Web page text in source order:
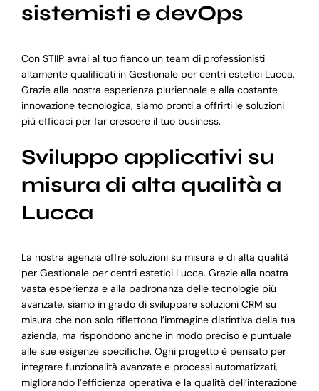
sistemisti e devOps
Con STIIP avrai al tuo fianco un team di professionisti
altamente qualificati in Gestionale per centri estetici Lucca.
Grazie alla nostra esperienza pluriennale e alla costante
innovazione tecnologica, siamo pronti a offrirti le soluzioni
più efficaci per far crescere il tuo business.
Sviluppo applicativi su
misura di alta qualità a
Lucca
La nostra agenzia offre soluzioni su misura e di alta qualità
per Gestionale per centri estetici Lucca. Grazie alla nostra
vasta esperienza e alla padronanza delle tecnologie più
avanzate, siamo in grado di sviluppare soluzioni CRM su
misura che non solo riflettono l’immagine distintiva della tua
azienda, ma rispondono anche in modo preciso e puntuale
alle sue esigenze specifiche. Ogni progetto è pensato per
integrare funzionalità avanzate e processi automatizzati,
migliorando l’efficienza operativa e la qualità dell’interazione